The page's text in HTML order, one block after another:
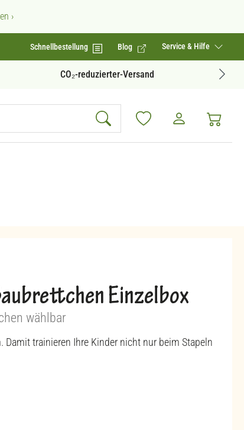
›
Schnellbestellung Blog Service & Hilfe
Versandkostenfrei ab 69€
Einzelbox
wählbar
Damit trainieren Ihre Kinder nicht nur beim Stapeln